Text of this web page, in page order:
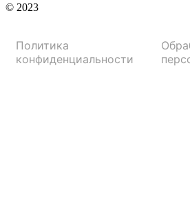
© 2023
Политика
конфиденциальности